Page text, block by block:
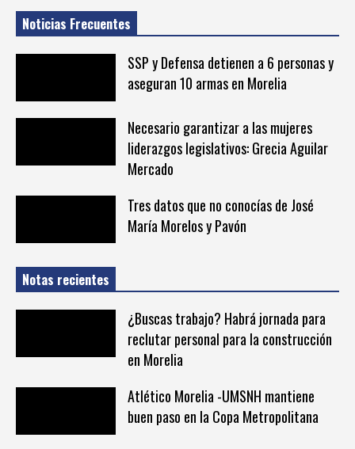
Noticias Frecuentes
SSP y Defensa detienen a 6 personas y
aseguran 10 armas en Morelia
Necesario garantizar a las mujeres
liderazgos legislativos: Grecia Aguilar
Mercado
Tres datos que no conocías de José
María Morelos y Pavón
Notas recientes
¿Buscas trabajo? Habrá jornada para
reclutar personal para la construcción
en Morelia
Atlético Morelia -UMSNH mantiene
buen paso en la Copa Metropolitana